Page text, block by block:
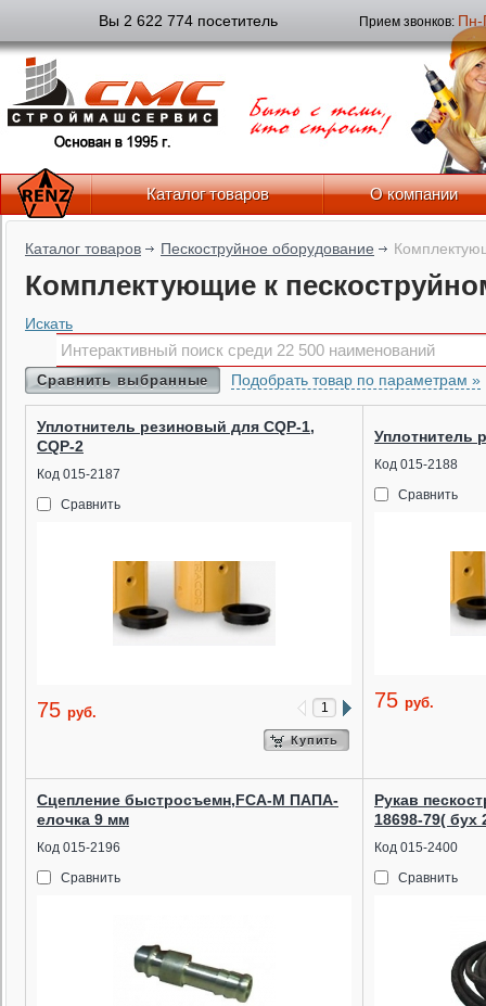
Вы 2 622 774 посетитель Прием звонков: Пн-
Каталог товаров О компании
Каталог товаров Пескоструйное оборудование
Комплектующие к
Искать
Сравнить выбранные Подобрать товар по параметрам »
Уплотнитель резиновый для CQР-1,
CQP-2
Код 015-2187
Сравнить
75 руб.
Купить
Уплотнитель
Код 015-2188
Сравнить
75 руб.
Сцепление быстросъемн,FCA-М ПАПА-
елочка 9 мм
Код 015-2196
Сравнить
Рукав
18698-79( бух
Код 015-2400
Сравнить